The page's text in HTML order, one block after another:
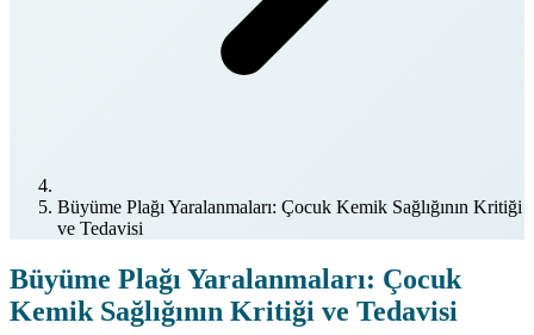
Büyüme Plağı Yaralanmaları: Çocuk Kemik Sağlığının Kritiği
ve Tedavisi
Büyüme Plağı Yaralanmaları: Çocuk
Kemik Sağlığının Kritiği ve Tedavisi